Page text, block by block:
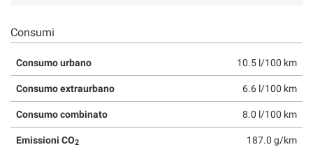
Consumi
Consumo urbano 10.5 l/100 km
Consumo extraurbano 6.6 l/100 km
Consumo combinato 8.0 l/100 km
Emissioni CO2 187.0 g/km